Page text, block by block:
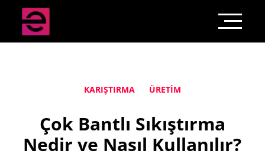
KARIŞTIRMA ÜRETIM
Çok Bantlı Sıkıştırma
Nedir ve Nasıl Kullanılır?